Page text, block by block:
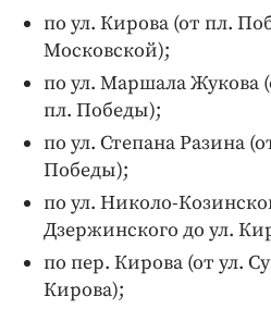
Интересное чтиво
Клиника года
Бренд года
Работодатель года
по ул. Кирова (от пл.
Московской);
по ул. Маршала Жукова
пл. Победы);
по ул. Степана Разина
Победы);
по ул. Николо-
Дзержинского до ул.
по пер. Кирова (от ул.
Кирова);